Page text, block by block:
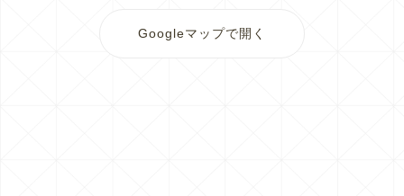
Googleマップで開く